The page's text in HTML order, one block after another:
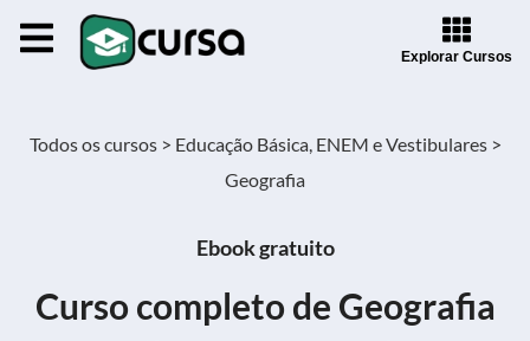
Explorar Cursos
Todos os cursos > Educação Básica, ENEM e Vestibulares >
Geografia
Ebook gratuito
Curso completo de Geografia